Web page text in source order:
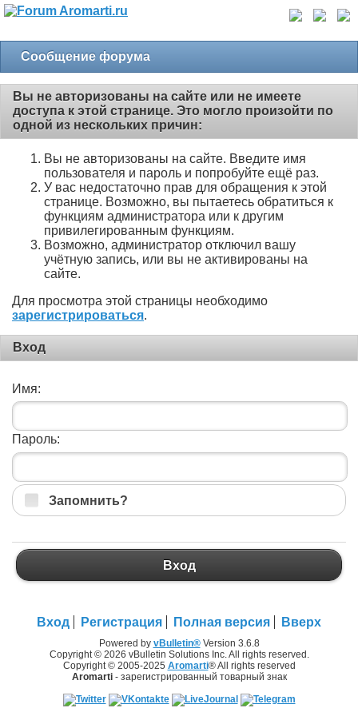
Сообщение форума
Вы не авторизованы на сайте или не имеете
доступа к этой странице. Это могло произойти по
одной из нескольких причин:
Вы не авторизованы на сайте. Введите имя
пользователя и пароль и попробуйте ещё раз.
У вас недостаточно прав для обращения к этой
странице. Возможно, вы пытаетесь обратиться к
функциям администратора или к другим
привилегированным функциям.
Возможно, администратор отключил вашу
учётную запись, или вы не активированы на
сайте.
Для просмотра этой страницы необходимо
зарегистрироваться.
Вход
Имя:
Пароль:
Запомнить?
Вход
Вход Регистрация Полная версия Вверх
Powered by vBulletin®Version 3.6.8
Copyright © 2026 vBulletin Solutions Inc. All rights reserved.
Copyright © 2005-2025 Aromarti® All rights reserved
Aromarti- зарегистрированный товарный знак